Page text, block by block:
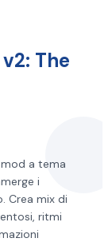
The
a tema
i
Crea mix di
ritmi